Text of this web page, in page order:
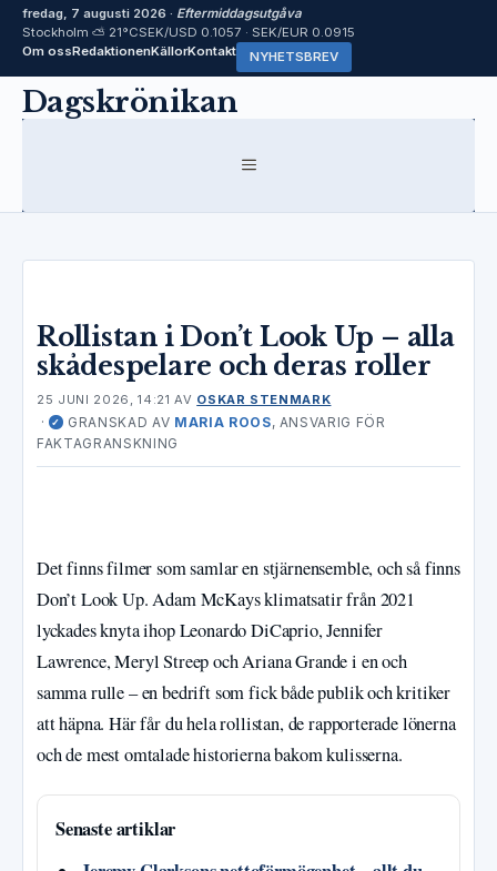
fredag, 7 augusti 2026 · Eftermiddagsutgåva
Stockholm ⛅ 21°CSEK/USD 0.1057 · SEK/EUR 0.0915
Om ossRedaktionenKällorKontakt NYHETSBREV
HoppaDagskrönikan
MENY
Rollistan i Don’t Look Up – alla
skådespelare och deras roller
25 JUNI 2026, 14:21 AV OSKAR STENMARK
· ✓ GRANSKAD AV MARIA ROOS, ANSVARIG FÖR
FAKTAGRANSKNING
Det finns filmer som samlar en stjärnensemble, och så finns
Don’t Look Up. Adam McKays klimatsatir från 2021
lyckades knyta ihop Leonardo DiCaprio, Jennifer
Lawrence, Meryl Streep och Ariana Grande i en och
samma rulle – en bedrift som fick både publik och kritiker
att häpna. Här får du hela rollistan, de rapporterade lönerna
och de mest omtalade historierna bakom kulisserna.
Senaste artiklar